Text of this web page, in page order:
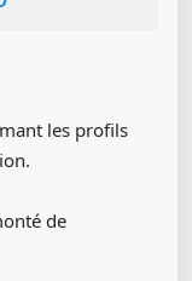
les profils
de